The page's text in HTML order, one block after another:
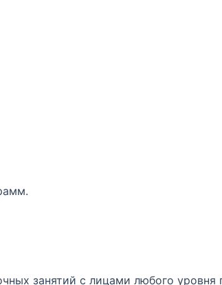
занятий с лицами любого уровня